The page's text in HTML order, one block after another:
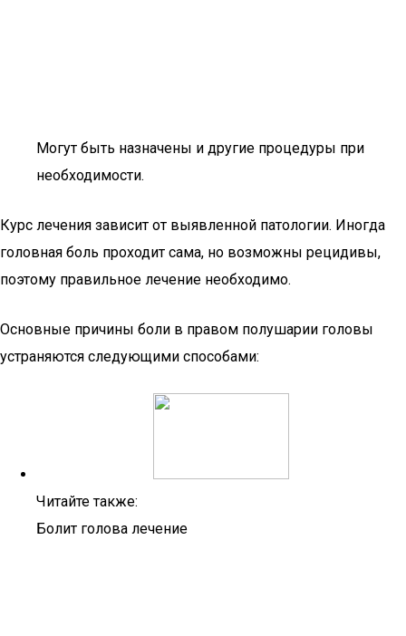
Могут быть назначены и другие процедуры при
необходимости.
Курс лечения зависит от выявленной патологии. Иногда
головная боль проходит сама, но возможны рецидивы,
поэтому правильное лечение необходимо.
Основные причины боли в правом полушарии головы
устраняются следующими способами:
Читайте также:
Болит голова лечение